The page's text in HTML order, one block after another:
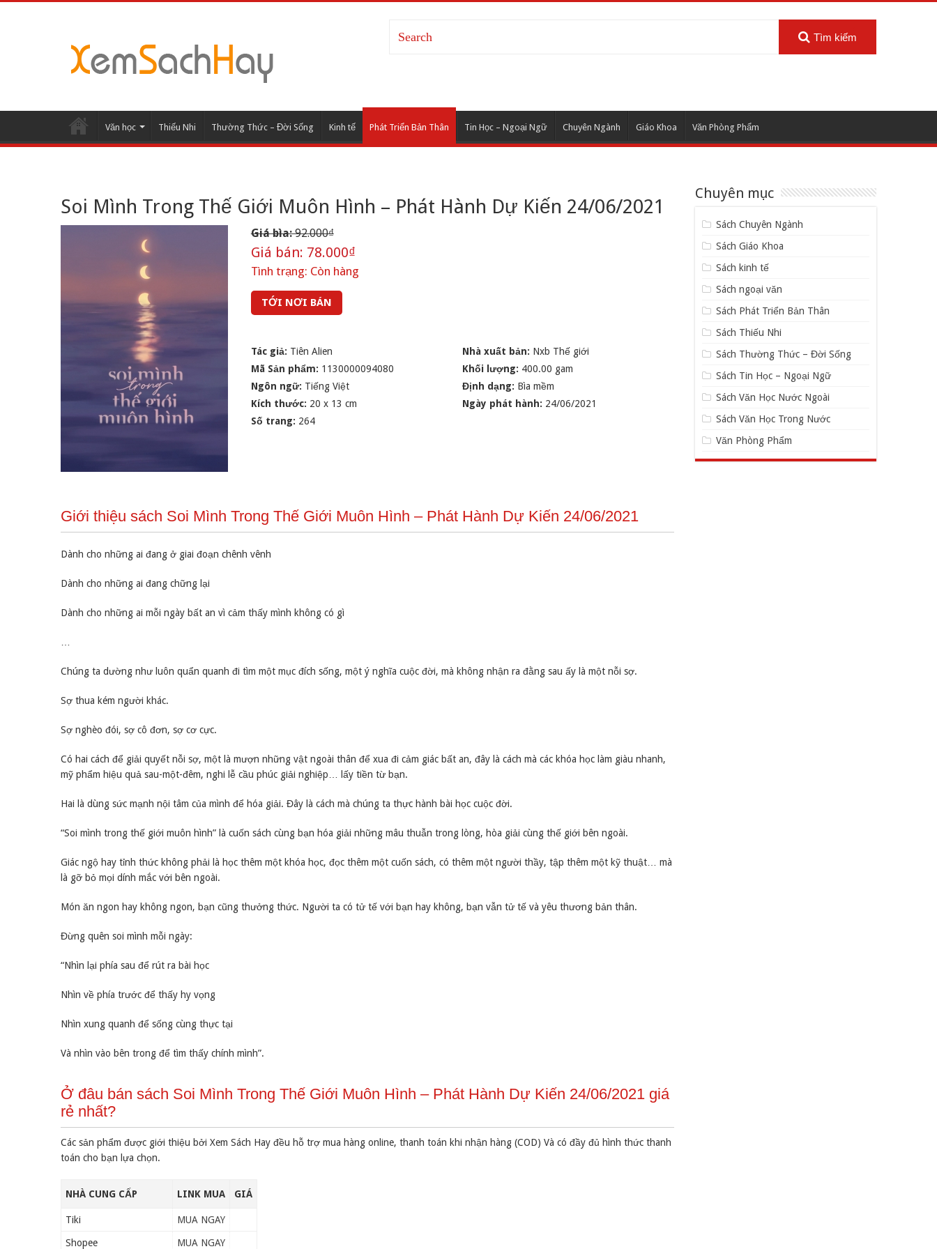
Tìm kiếm
Văn học Thiếu Nhi Thường Thức – Đời Sống Kinh tế Phát Triển Bản Thân Tin Học – Ngoại Ngữ Chuyên Ngành Giáo Khoa Văn Phòng Phẩm
Soi Mình Trong Thế Giới Muôn Hình – Phát Hành Dự Kiến 24/06/2021
Giá bìa:92.000₫
Giá bán: 78.000₫
Tình trạng: Còn hàng
TỚI NƠI BÁN
Tác giả: Tiên Alien Nhà xuất bản: Nxb Thế giới
Mã Sản phẩm: 1130000094080 Khối lượng: 400.00 gam
Ngôn ngữ: Tiếng Việt Định dạng: Bìa mềm
Kích thước: 20 x 13 cm Ngày phát hành: 24/06/2021
Số trang: 264
Giới thiệu sách Soi Mình Trong Thế Giới Muôn Hình – Phát Hành Dự Kiến 24/06/2021
Dành cho những ai đang ở giai đoạn chênh vênh
Dành cho những ai đang chững lại
Dành cho những ai mỗi ngày bất an vì cảm thấy mình không có gì
…
Chúng ta dường như luôn quẩn quanh đi tìm một mục đích sống, một ý nghĩa cuộc đời, mà không nhận ra đằng sau ấy là một nỗi sợ.
Sợ thua kém người khác.
Sợ nghèo đói, sợ cô đơn, sợ cơ cực.
Có hai cách để giải quyết nỗi sợ, một là mượn những vật ngoài thân để xua đi cảm giác bất an, đây là cách mà các khóa học làm giàu nhanh,
mỹ phẩm hiệu quả sau-một-đêm, nghi lễ cầu phúc giải nghiệp… lấy tiền từ bạn.
Hai là dùng sức mạnh nội tâm của mình để hóa giải. Đây là cách mà chúng ta thực hành bài học cuộc đời.
“Soi mình trong thế giới muôn hình” là cuốn sách cùng bạn hóa giải những mâu thuẫn trong lòng, hòa giải cùng thế giới bên ngoài.
Giác ngộ hay tỉnh thức không phải là học thêm một khóa học, đọc thêm một cuốn sách, có thêm một người thầy, tập thêm một kỹ thuật… mà
là gỡ bỏ mọi dính mắc với bên ngoài.
Món ăn ngon hay không ngon, bạn cũng thưởng thức. Người ta có tử tế với bạn hay không, bạn vẫn tử tế và yêu thương bản thân.
Đừng quên soi mình mỗi ngày:
“Nhìn lại phía sau để rút ra bài học
Nhìn về phía trước để thấy hy vọng
Nhìn xung quanh để sống cùng thực tại
Và nhìn vào bên trong để tìm thấy chính mình”.
Ở đâu bán sách Soi Mình Trong Thế Giới Muôn Hình – Phát Hành Dự Kiến 24/06/2021 giá
rẻ nhất?
Các sản phẩm được giới thiệu bởi Xem Sách Hay đều hỗ trợ mua hàng online, thanh toán khi nhận hàng (COD) Và có đầy đủ hình thức thanh
toán cho bạn lựa chọn.
NHÀ CUNG CẤP LINK MUA GIÁ
Tiki MUA NGAY
Shopee MUA NGAY
Chuyên mục
Sách Chuyên Ngành
Sách Giáo Khoa
Sách kinh tế
Sách ngoại văn
Sách Phát Triển Bản Thân
Sách Thiếu Nhi
Sách Thường Thức – Đời Sống
Sách Tin Học – Ngoại Ngữ
Sách Văn Học Nước Ngoài
Sách Văn Học Trong Nước
Văn Phòng Phẩm